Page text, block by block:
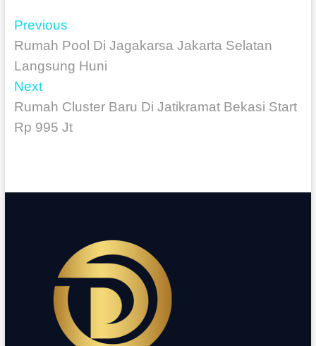
Previous
Rumah Pool Di Jagakarsa Jakarta Selatan
Langsung Huni
Next
Rumah Cluster Baru Di Jatikramat Bekasi Start
Rp 995 Jt